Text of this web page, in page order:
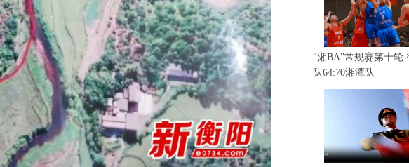
“湘BA”常规赛第十轮
队64:70湘潭队